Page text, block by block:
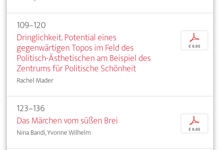
109–120
Dringlichkeit. Potential eines
gegenwärtigen Topos im Feld des
Politisch-Ästhetischen am Beispiel des
Zentrums für Politische Schönheit
Rachel Mader
p
€ 9,95
123–136
Das Märchen vom süßen Brei
Nina Bandi, Yvonne Wilhelm
p
€ 9,95